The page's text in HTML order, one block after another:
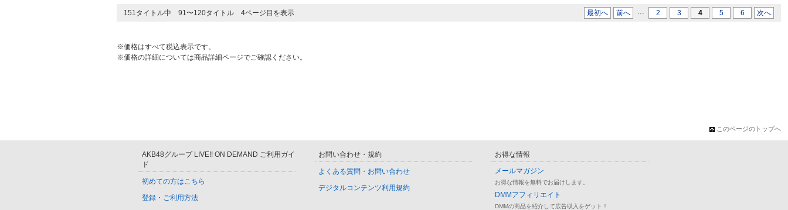
151タイトル中 91〜120タイトル 4ページ目を表示 最初へ 前へ ... 2 3 4 5 6 次へ
※価格はすべて税込表示です。
※価格の詳細については商品詳細ページでご確認ください。
このページのトップへ
AKB48グループ LIVE!! ON DEMAND ご利用ガイ
ド
初めての方はこちら
登録・ご利用方法
お問い合わせ・規約
よくある質問・お問い合わせ
デジタルコンテンツ利用規約
お得な情報
メールマガジン
お得な情報を無料でお届けします。
DMMアフィリエイト
DMMの商品を紹介して広告収入をゲット！